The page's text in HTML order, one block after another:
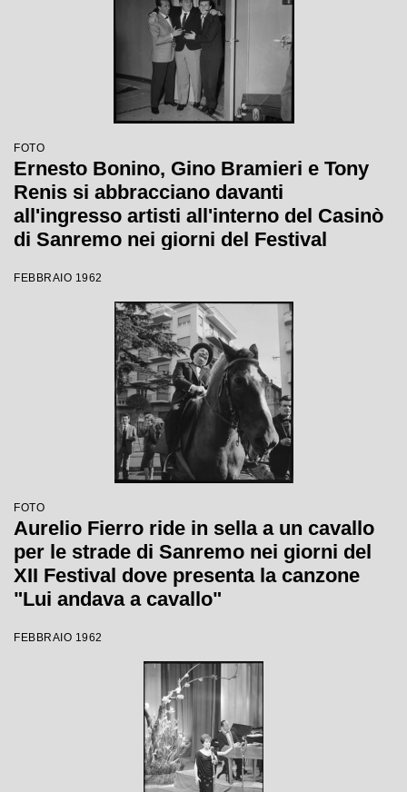
FOTO
Ernesto Bonino, Gino Bramieri e Tony
Renis si abbracciano davanti
all'ingresso artisti all'interno del Casinò
di Sanremo nei giorni del Festival
FEBBRAIO 1962
FOTO
Aurelio Fierro ride in sella a un cavallo
per le strade di Sanremo nei giorni del
XII Festival dove presenta la canzone
"Lui andava a cavallo"
FEBBRAIO 1962